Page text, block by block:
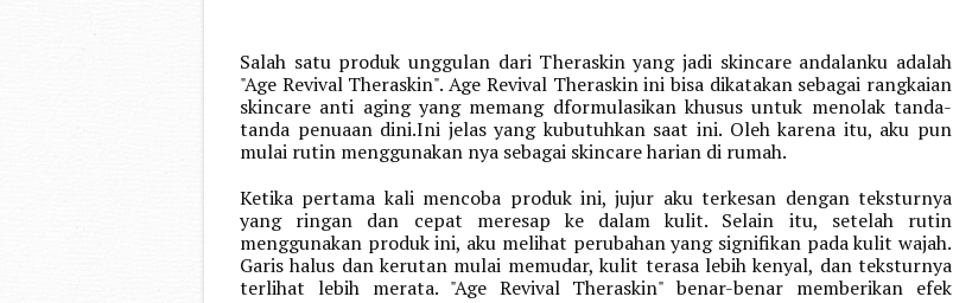
Salah satu produk unggulan dari Theraskin yang jadi skincare andalanku adalah
"Age Revival Theraskin". Age Revival Theraskin ini bisa dikatakan sebagai rangkaian
skincare anti aging yang memang dformulasikan khusus untuk menolak tanda-
tanda penuaan dini.Ini jelas yang kubutuhkan saat ini. Oleh karena itu, aku pun
mulai rutin menggunakan nya sebagai skincare harian di rumah.
Ketika pertama kali mencoba produk ini, jujur aku terkesan dengan teksturnya
yang ringan dan cepat meresap ke dalam kulit. Selain itu, setelah rutin
menggunakan produk ini, aku melihat perubahan yang signifikan pada kulit wajah.
Garis halus dan kerutan mulai memudar, kulit terasa lebih kenyal, dan teksturnya
terlihat lebih merata. "Age Revival Theraskin" benar-benar memberikan efek